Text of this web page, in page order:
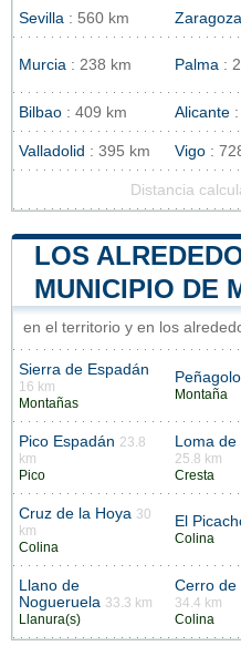
Sevilla : 560 km Zaragoza
Murcia : 238 km Palma :
Bilbao : 409 km Alicante
Valladolid : 395 km Vigo :
Distancia
LOS
MUNICIPIO DE
en el territorio y en los
Sierra de Espadán
16 km
Montañas
Montaña
Pico Espadán 23.8
km
Pico
Loma
25.8 km
Cresta
Cruz de la Hoya 30
km
Colina
El
Colina
Llano de
Nogueruela 33.3 km
Llanura(s)
Cerro de
34.4 km
Colina